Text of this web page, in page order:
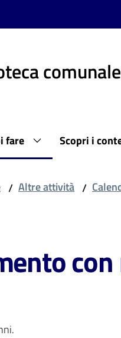
fare Scopri i
/ Altre attività /